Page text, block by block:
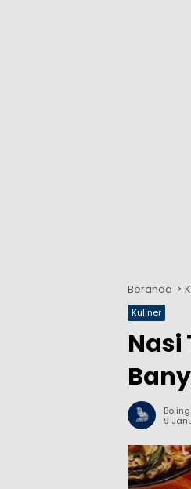
Beranda
Kuliner
Nasi
9